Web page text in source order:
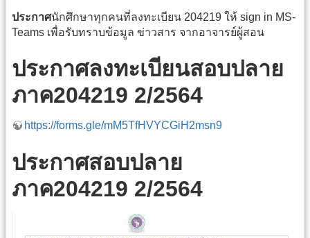
ประกาศนักศึกษาทุกคนที่ลงทะเบียน 204219 ให้ sign in MS-
Teams เพื่อรับทราบข้อมูล ข่าวสาร จากอาจารย์ผู้สอน
ประกาศลงทะเบียนสอบปลาย
ภาค204219 2/2564
https://forms.gle/mM5TfHVYCGiH2msn9
ประกาศสอบปลาย
ภาค204219 2/2564